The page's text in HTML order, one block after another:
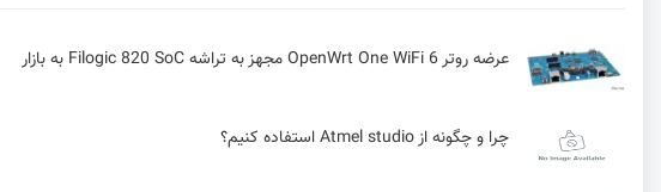
عرضه روتر OpenWrt One WiFi 6 مجهز به تراشه Filogic 820 SoC به بازار
چرا و چگونه از Atmel studio استفاده کنیم؟